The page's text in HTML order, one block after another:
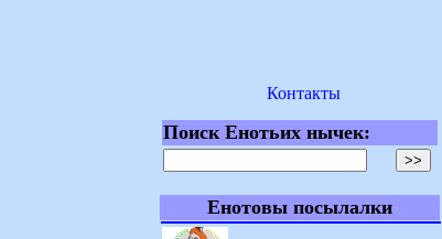
Контакты
Поиск Енотьих нычек:
Енотовы посылалки